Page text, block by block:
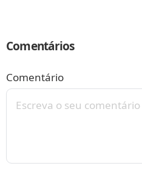
Comentários
Comentário